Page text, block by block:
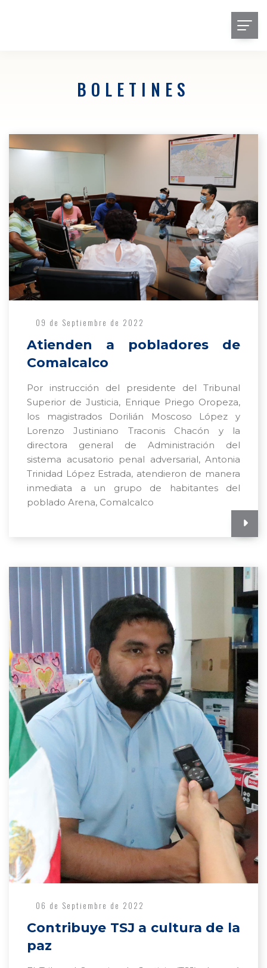
BOLETINES
09 de Septiembre de 2022
Atienden a pobladores de
Comalcalco
Por instrucción del presidente del Tribunal
Superior de Justicia, Enrique Priego Oropeza,
los magistrados Dorilián Moscoso López y
Lorenzo Justiniano Traconis Chacón y la
directora general de Administración del
sistema acusatorio penal adversarial, Antonia
Trinidad López Estrada, atendieron de manera
inmediata a un grupo de habitantes del
poblado Arena, Comalcalco
06 de Septiembre de 2022
Contribuye TSJ a cultura de la
paz